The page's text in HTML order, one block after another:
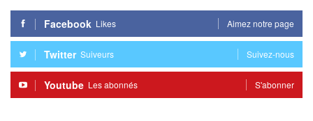
Facebook Likes Aimez notre page
Twitter Suiveurs Suivez-nous
Youtube Les abonnés S'abonner